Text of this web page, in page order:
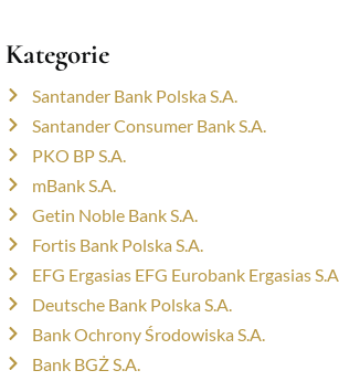
Kategorie
Santander Bank Polska S.A.
Santander Consumer Bank S.A.
PKO BP S.A.
mBank S.A.
Getin Noble Bank S.A.
Fortis Bank Polska S.A.
EFG Ergasias EFG Eurobank Ergasias S.A.
Deutsche Bank Polska S.A.
Bank Ochrony Środowiska S.A.
Bank BGŻ S.A.